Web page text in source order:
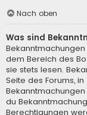
Nach oben
Was sind
dem Bereich des
sie stets lesen.
Seite des Forums,
du
Berechtigungen